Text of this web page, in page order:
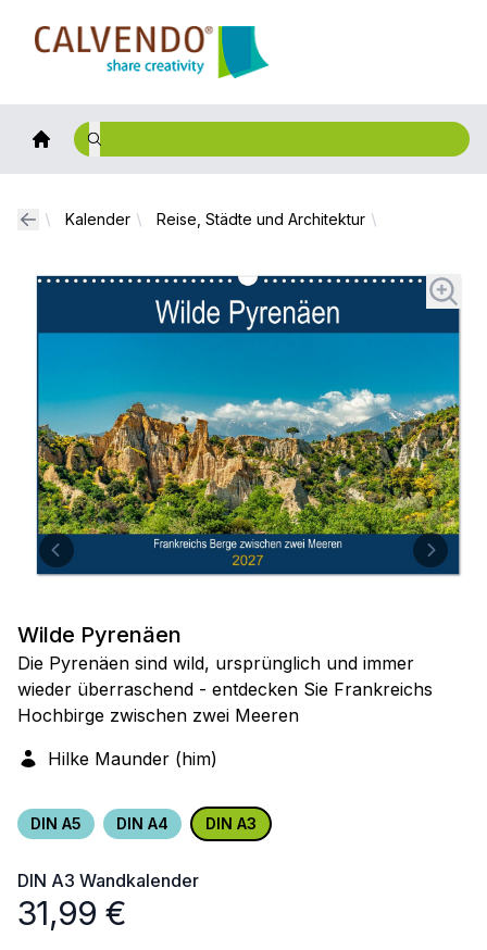
Calvendo
Kalender Reise, Städte und Architektur
Wilde Pyrenäen
Die Pyrenäen sind wild, ursprünglich und immer
wieder überraschend - entdecken Sie Frankreichs
Hochbirge zwischen zwei Meeren
Hilke Maunder (him)
DIN A5 DIN A4 DIN A3
DIN A3 Wandkalender
31,99 €